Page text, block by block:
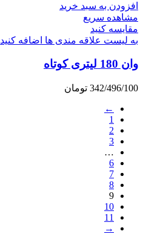
افزودن به سبد خرید
مشاهده سریع
مقایسه کنید
به لیست علاقه مندی ها اضافه کنید
وان 180 لیتری کوتاه
342/496/100 تومان
←
1
2
3
…
6
7
8
9
10
11
→